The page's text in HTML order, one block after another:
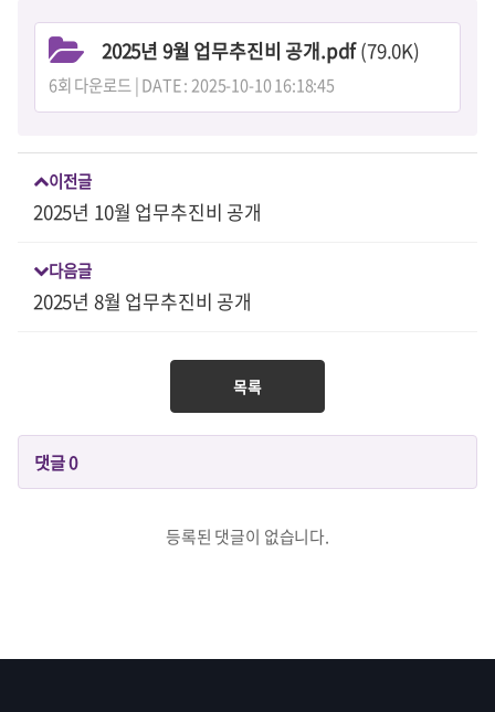
2025년 9월 업무추진비 공개.pdf(79.0K)
6회 다운로드 | DATE : 2025-10-10 16:18:45
이전글
2025년 10월 업무추진비 공개
다음글
2025년 8월 업무추진비 공개
목록
댓글0
등록된 댓글이 없습니다.